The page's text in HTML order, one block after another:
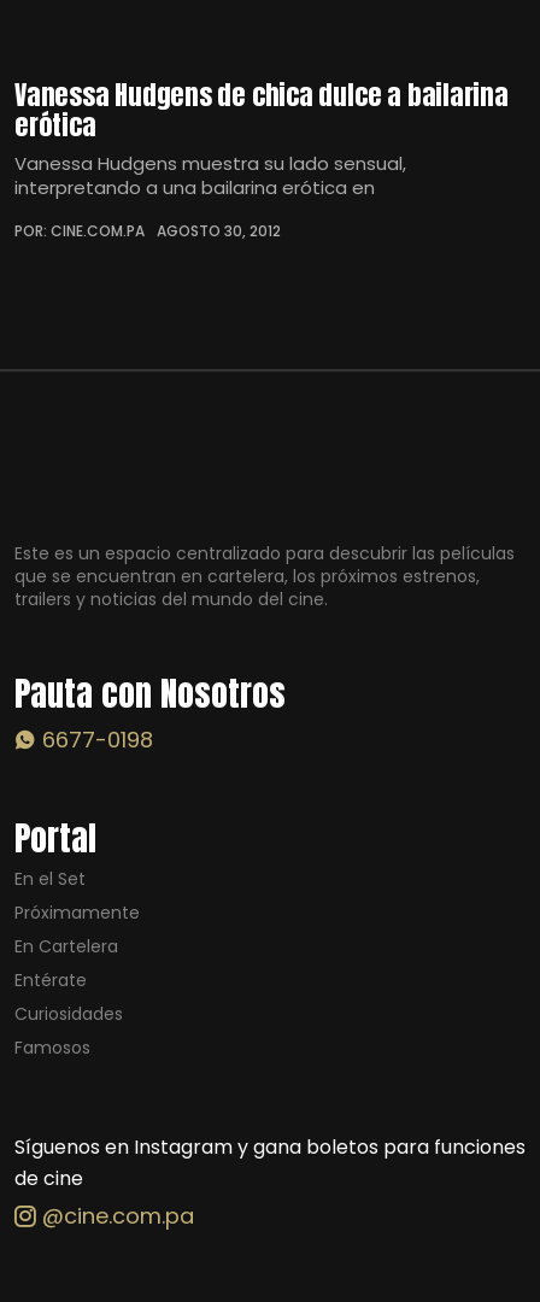
Vanessa Hudgens de chica dulce a bailarina
erótica
Vanessa Hudgens muestra su lado sensual,
interpretando a una bailarina erótica en
POR: CINE.COM.PA AGOSTO 30, 2012
Este es un espacio centralizado para descubrir las películas
que se encuentran en cartelera, los próximos estrenos,
trailers y noticias del mundo del cine.
Pauta con Nosotros
6677-0198
Portal
En el Set
Próximamente
En Cartelera
Entérate
Curiosidades
Famosos
Síguenos en Instagram y gana boletos para funciones
de cine
@cine.com.pa